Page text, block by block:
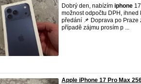
Dobrý den, nabízím iphone
možnost odpočtu DPH, ihned
předání 📌 Doprava po Praze
případě zájmu prosím p ...
Apple iPhone 17 Pro Max